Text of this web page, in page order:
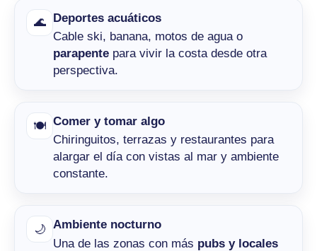
🌊
Deportes acuáticos
Cable ski, banana, motos de agua o
parapente para vivir la costa desde otra
perspectiva.
🍽️ Comer y tomar algo
Chiringuitos, terrazas y restaurantes para
alargar el día con vistas al mar y ambiente
constante.
🌙 Ambiente nocturno
Una de las zonas con más pubs y locales